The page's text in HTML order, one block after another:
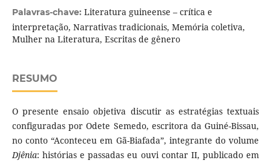
Palavras-chave: Literatura guineense – crítica e
interpretação, Narrativas tradicionais, Memória coletiva,
Mulher na Literatura, Escritas de gênero
RESUMO
O presente ensaio objetiva discutir as estratégias textuais
configuradas por Odete Semedo, escritora da Guiné-Bissau,
no conto “Aconteceu em Gã-Biafada”, integrante do volume
Djênia: histórias e passadas eu ouvi contar II, publicado em